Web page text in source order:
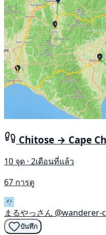
Chitose → Cape
10 จุด · 2เดือนที่แล้ว
67 การดู
まるやっさん @wanderer-
บันทึก